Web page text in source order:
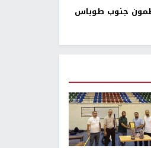
طمون جنوب طوباس